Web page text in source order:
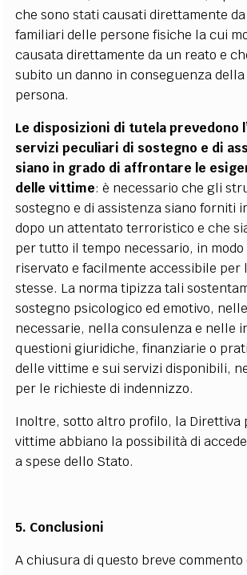
che sono stati causati direttamente
familiari delle persone fisiche la cui
causata direttamente da un reato e
subito un danno in conseguenza
persona.
Le disposizioni di tutela prevedono
servizi peculiari di sostegno e di
siano in grado di affrontare le
delle vittime: è necessario che gli
sostegno e di assistenza siano forniti
dopo un attentato terroristico e che
per tutto il tempo necessario, in
riservato e facilmente accessibile per
stesse. La norma tipizza tali
sostegno psicologico ed emotivo,
necessarie, nella consulenza e nelle
questioni giuridiche, finanziarie o
delle vittime e sui servizi disponibili,
per le richieste di indennizzo.
Inoltre, sotto altro profilo, la Direttiva
vittime abbiano la possibilità di
a spese dello Stato.
5. Conclusioni
A chiusura di questo breve